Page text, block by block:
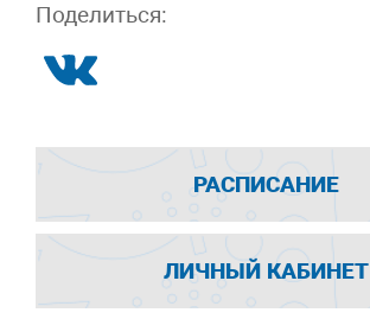
Поделиться:
РАСПИСАНИЕ
ЛИЧНЫЙ КАБИНЕТ